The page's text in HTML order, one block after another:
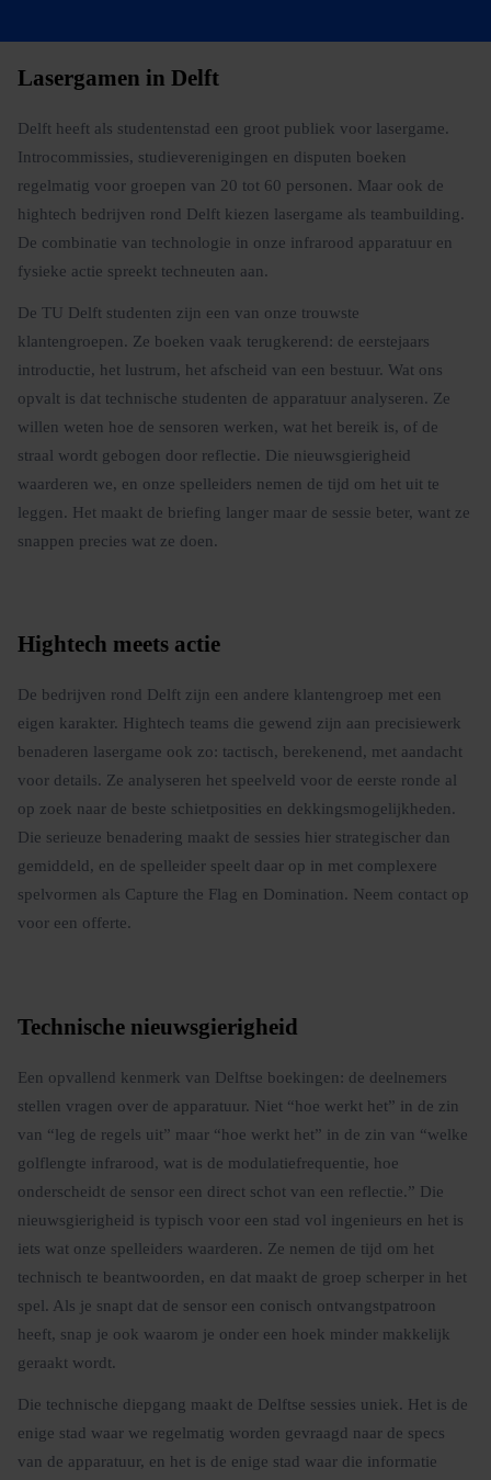
Lasergamen in Delft
Delft heeft als studentenstad een groot publiek voor lasergame.
Introcommissies, studieverenigingen en disputen boeken
regelmatig voor groepen van 20 tot 60 personen. Maar ook de
hightech bedrijven rond Delft kiezen lasergame als teambuilding.
De combinatie van technologie in onze infrarood apparatuur en
fysieke actie spreekt techneuten aan.
De TU Delft studenten zijn een van onze trouwste
klantengroepen. Ze boeken vaak terugkerend: de eerstejaars
introductie, het lustrum, het afscheid van een bestuur. Wat ons
opvalt is dat technische studenten de apparatuur analyseren. Ze
willen weten hoe de sensoren werken, wat het bereik is, of de
straal wordt gebogen door reflectie. Die nieuwsgierigheid
waarderen we, en onze spelleiders nemen de tijd om het uit te
leggen. Het maakt de briefing langer maar de sessie beter, want ze
snappen precies wat ze doen.
Hightech meets actie
De bedrijven rond Delft zijn een andere klantengroep met een
eigen karakter. Hightech teams die gewend zijn aan precisiewerk
benaderen lasergame ook zo: tactisch, berekenend, met aandacht
voor details. Ze analyseren het speelveld voor de eerste ronde al
op zoek naar de beste schietposities en dekkingsmogelijkheden.
Die serieuze benadering maakt de sessies hier strategischer dan
gemiddeld, en de spelleider speelt daar op in met complexere
spelvormen als Capture the Flag en Domination. Neem contact op
voor een offerte.
Technische nieuwsgierigheid
Een opvallend kenmerk van Delftse boekingen: de deelnemers
stellen vragen over de apparatuur. Niet “hoe werkt het” in de zin
van “leg de regels uit” maar “hoe werkt het” in de zin van “welke
golflengte infrarood, wat is de modulatiefrequentie, hoe
onderscheidt de sensor een direct schot van een reflectie.” Die
nieuwsgierigheid is typisch voor een stad vol ingenieurs en het is
iets wat onze spelleiders waarderen. Ze nemen de tijd om het
technisch te beantwoorden, en dat maakt de groep scherper in het
spel. Als je snapt dat de sensor een conisch ontvangstpatroon
heeft, snap je ook waarom je onder een hoek minder makkelijk
geraakt wordt.
Die technische diepgang maakt de Delftse sessies uniek. Het is de
enige stad waar we regelmatig worden gevraagd naar de specs
van de apparatuur, en het is de enige stad waar die informatie